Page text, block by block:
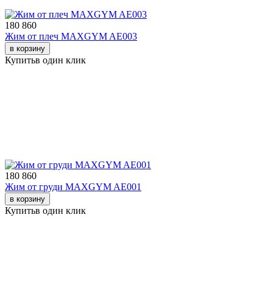
180 860
Жим от плеч MAXGYM AE003
в корзину
Купитьв один клик
180 860
Жим от груди MAXGYM AE001
в корзину
Купитьв один клик